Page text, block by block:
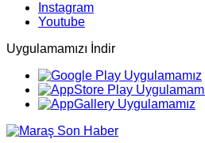
Instagram
Youtube
Uygulamamızı İndir